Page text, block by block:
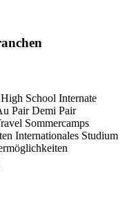
Anlässlich der Auf in
High School Internate
PairDemi Pair
Sommercamps
Internationales Studium